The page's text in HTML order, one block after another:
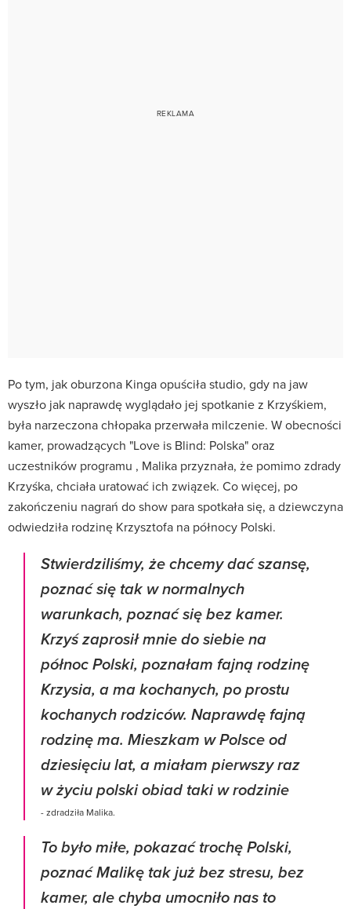
Po tym, jak oburzona Kinga opuściła studio, gdy na jaw
wyszło jak naprawdę wyglądało jej spotkanie z Krzyśkiem,
była narzeczona chłopaka przerwała milczenie. W obecności
kamer, prowadzących "Love is Blind: Polska" oraz
uczestników programu , Malika przyznała, że pomimo zdrady
Krzyśka, chciała uratować ich związek. Co więcej, po
zakończeniu nagrań do show para spotkała się, a dziewczyna
odwiedziła rodzinę Krzysztofa na północy Polski.
Stwierdziliśmy, że chcemy dać szansę,
poznać się tak w normalnych
warunkach, poznać się bez kamer.
Krzyś zaprosił mnie do siebie na
północ Polski, poznałam fajną rodzinę
Krzysia, a ma kochanych, po prostu
kochanych rodziców. Naprawdę fajną
rodzinę ma. Mieszkam w Polsce od
dziesięciu lat, a miałam pierwszy raz
w życiu polski obiad taki w rodzinie
- zdradziła Malika.
To było miłe, pokazać trochę Polski,
poznać Malikę tak już bez stresu, bez
kamer, ale chyba umocniło nas to